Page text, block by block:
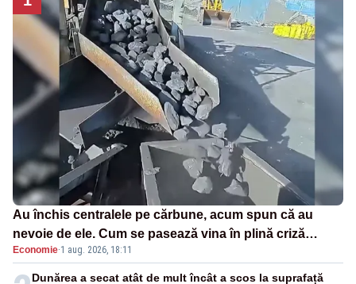
Au închis centralele pe cărbune, acum spun că au
nevoie de ele. Cum se pasează vina în plină criză
energetică
Economie·1 aug. 2026, 18:11
Dunărea a secat atât de mult încât a scos la suprafață